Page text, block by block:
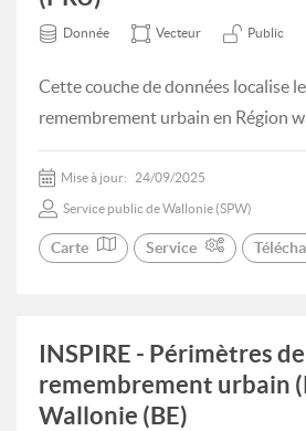
Donnée Vecteur Public
Cette couche de données localise
remembrement urbain en Région
Mise à jour: 24/09/2025
Service public de Wallonie (SPW)
Carte Service
INSPIRE - Périmètres de
remembrement urbain
Wallonie (BE)